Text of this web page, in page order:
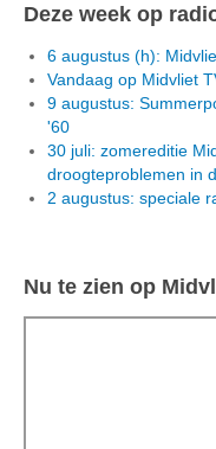
Deze week op
6 augustus (h):
Vandaag op Midvliet
9 augustus:
'60
30 juli: zomereditie
droogteproblemen in
2 augustus: speciale
Nu te zien op